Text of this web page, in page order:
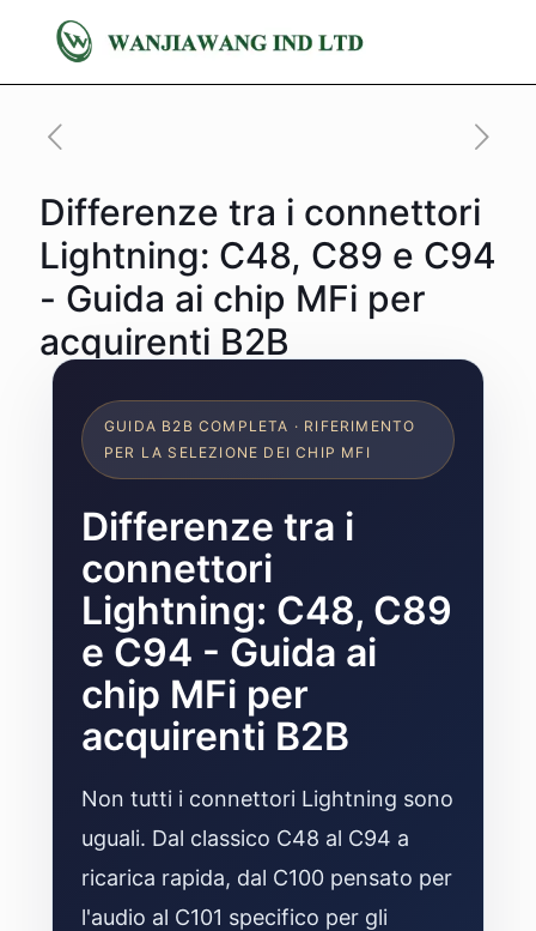
Differenze tra i connettori
Lightning: C48, C89 e C94
- Guida ai chip MFi per
acquirenti B2B
GUIDA B2B COMPLETA · RIFERIMENTO
PER LA SELEZIONE DEI CHIP MFI
Differenze tra i
connettori
Lightning: C48, C89
e C94 - Guida ai
chip MFi per
acquirenti B2B
Non tutti i connettori Lightning sono
uguali. Dal classico C48 al C94 a
ricarica rapida, dal C100 pensato per
l'audio al C101 specifico per gli